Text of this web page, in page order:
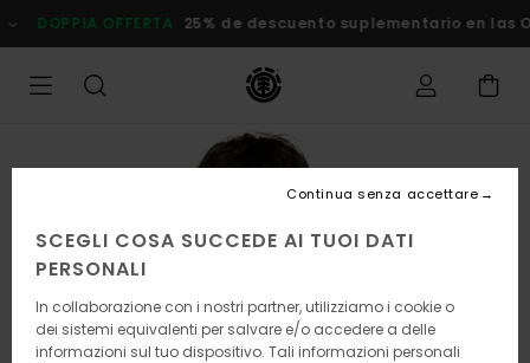
alle
informazioni
prodotto
DOPPIA OFFERTA 25% de descuento suplementario en
SCEGLI COSA SUCCEDE AI TUOI DATI
PERSONALI
In collaborazione con i nostri partner, utilizziamo i cookie o
dei sistemi equivalenti per salvare e/o accedere a delle
informazioni sul tuo dispositivo. Tali informazioni personali
Continua senza accettare